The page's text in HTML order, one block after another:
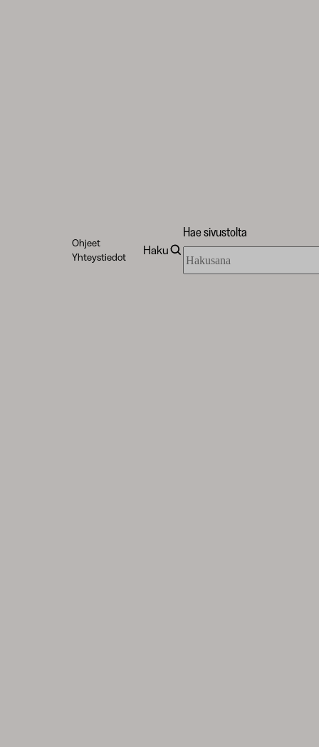
Ohjeet
Yhteystiedot
Haku
Hae sivustolta
sivustolta